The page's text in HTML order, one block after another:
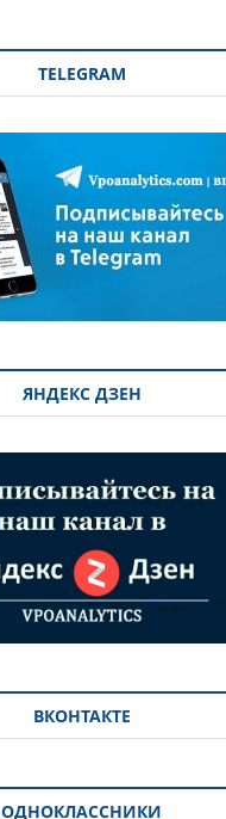
TELEGRAM
ЯНДЕКС ДЗЕН
ВКОНТАКТЕ
ОДНОКЛАССНИКИ